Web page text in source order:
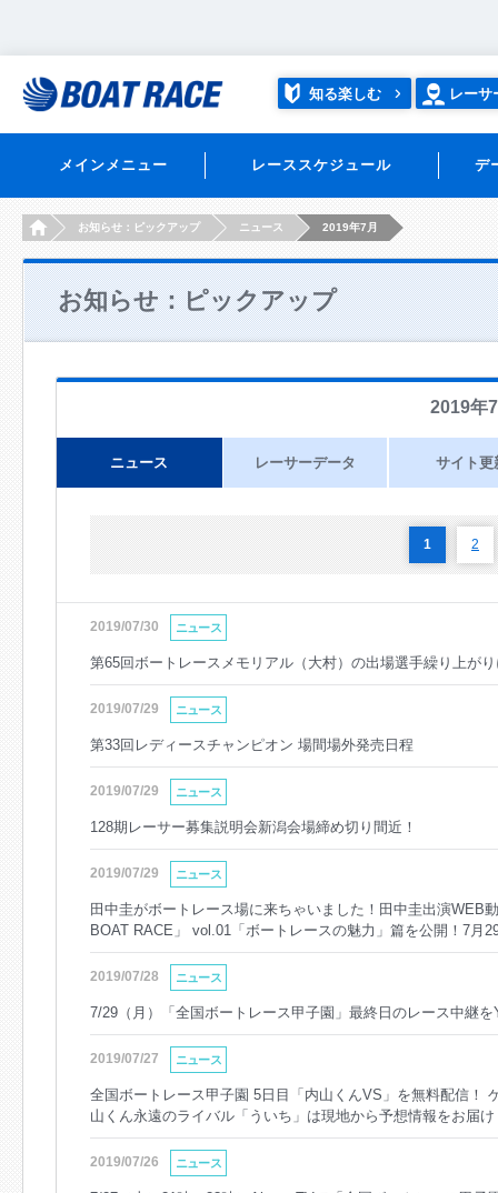
知る楽しむ レーサ
メインメニュー レーススケジュール デ
HOMEお知らせ：ピックアップ ニュース 2019年7月
お知らせ：ピックアップ
2019年
ニュース レーサーデータ サイト更
1 2
2019/07/30 ニュース
第65回ボートレースメモリアル（大村）の出場選手繰り上が
2019/07/29 ニュース
第33回レディースチャンピオン 場間場外発売日程
2019/07/29 ニュース
128期レーサー募集説明会新潟会場締め切り間近！
2019/07/29 ニュース
田中圭がボートレース場に来ちゃいました！田中圭出演WEB
BOAT RACE」 vol.01「ボートレースの魅力」篇を公開！7月
2019/07/28 ニュース
7/29（月）「全国ボートレース甲子園」最終日のレース中継
2019/07/27 ニュース
全国ボートレース甲子園 5日目「内山くんVS」を無料配信！
山くん永遠のライバル「ういち」は現地から予想情報をお届
2019/07/26 ニュース